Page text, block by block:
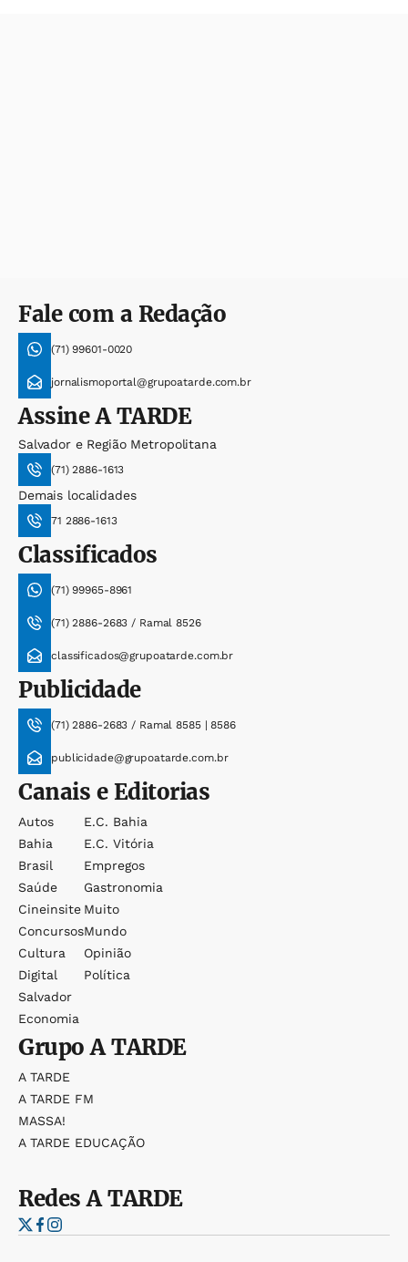
Fale com a Redação
(71) 99601-0020
jornalismoportal@grupoatarde.com.br
AssineA TARDE
Salvador e Região Metropolitana
(71) 2886-1613
Demais localidades
71 2886-1613
Classificados
(71) 99965-8961
(71) 2886-2683 / Ramal 8526
classificados@grupoatarde.com.br
Publicidade
(71) 2886-2683 / Ramal 8585 | 8586
publicidade@grupoatarde.com.br
Canais e Editorias
Autos
Bahia
Brasil
Saúde
Cineinsite
Concursos
Cultura
Digital
Salvador
Economia
E.c. Bahia
E.c. Vitória
Empregos
Gastronomia
Muito
Mundo
Opinião
Política
GrupoA TARDE
A TARDE
A TARDE FM
MASSA!
A TARDE EDUCAÇÃO
RedesA TARDE